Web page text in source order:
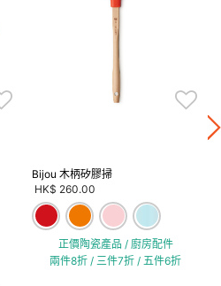
Bijou 木柄矽膠掃
HK$ 260.00
正價陶瓷產品 / 廚房配件
兩件8折 / 三件7折 / 五件6折